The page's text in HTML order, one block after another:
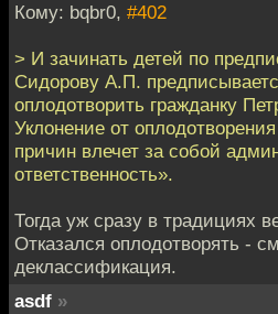
Кому: bqbr0, #402
> И зачинать детей по
Сидорову А.П.
оплодотворить гражданку
Уклонение от
причин влечет за собой
ответственность».
Тогда уж сразу в традициях
Отказался оплодотворять -
деклассификация.
asdf »